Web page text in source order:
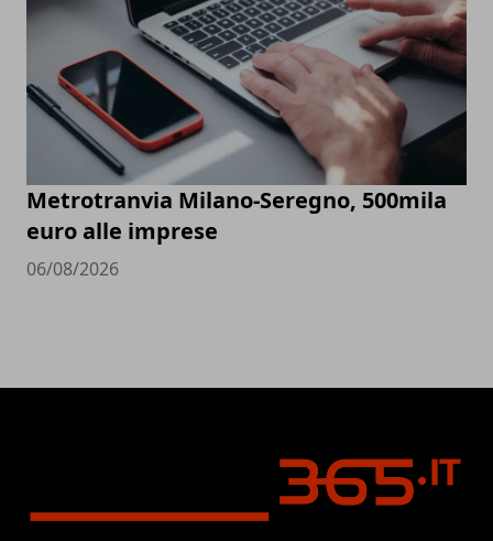
Metrotranvia Milano-Seregno, 500mila
euro alle imprese
06/08/2026